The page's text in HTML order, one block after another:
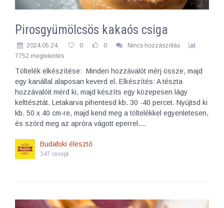
Pirosgyümölcsös kakaós csiga
2024.05.24. 0 0
Nincs hozzászólás
7752 megtekintés
Töltelék elkészítése: Minden hozzávalót mérj össze, majd
egy kanállal alaposan keverd el. Elkészítés: A tészta
hozzávalóit mérd ki, majd készíts egy közepesen lágy
kelttésztát. Letakarva pihentesd kb. 30 -40 percet. Nyújtsd ki
kb. 50 x 40 cm-re, majd kend meg a töltelékkel egyenletesen,
és szórd meg az apróra vágott eperrel.…
Budafoki élesztő
347 recept